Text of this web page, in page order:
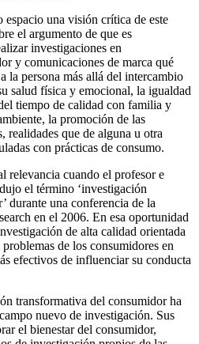
espacio una visión crítica de este
el argumento de que es
investigaciones en
y comunicaciones de marca qué
la persona más allá del intercambio
salud física y emocional, la igualdad
tiempo de calidad con familia y
la promoción de las
realidades que de alguna u otra
con prácticas de consumo.
relevancia cuando el profesor e
el término ‘investigación
durante una conferencia de la
en el 2006. En esa oportunidad
de alta calidad orientada
de los consumidores en
efectivos de influenciar su conducta
transformativa del consumidor ha
nuevo de investigación. Sus
el bienestar del consumidor,